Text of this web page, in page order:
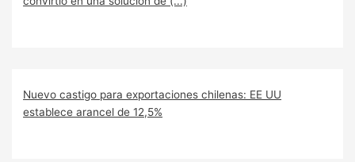
Nuevo castigo para exportaciones chilenas: EE UU
establece arancel de 12,5%